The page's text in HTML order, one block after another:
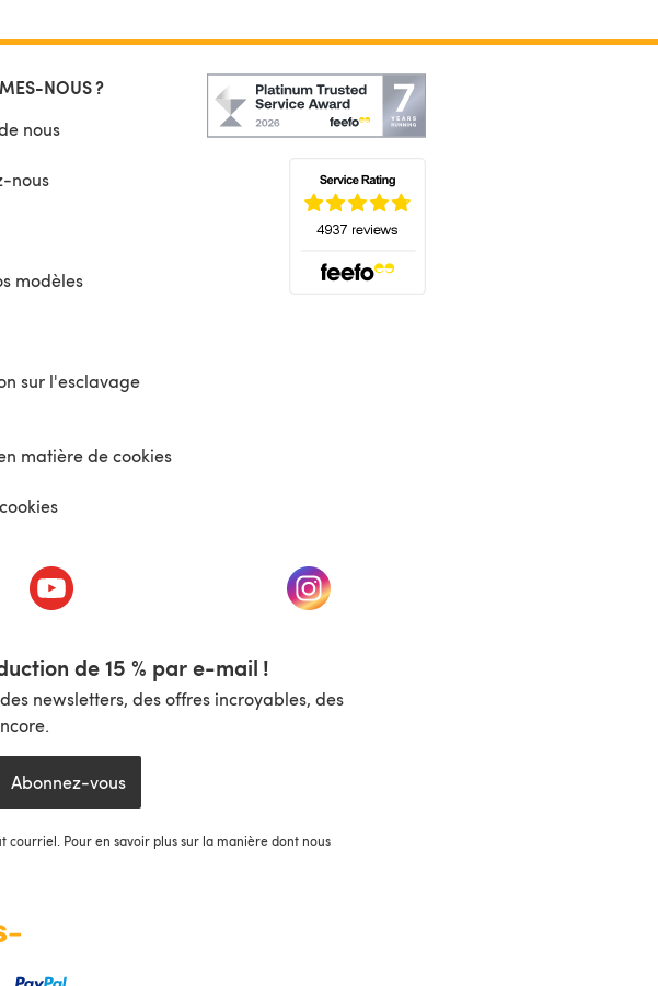
NOUS ?
nous
nous
modèles
sur l'esclavage
matière de cookies
(s'ouvre dans un nouvel onglet) (s'ouvre dans un nouvel onglet)
de 15 % par e-mail !
newsletters, des offres incroyables, des
Abonnez-vous
courriel. Pour en savoir plus sur la manière dont nous